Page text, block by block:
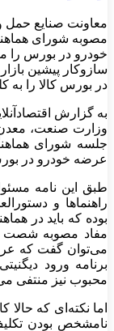
معاونت صنایع حمل
مصوبه شورای
خودرو در بورس را
سازوکار پیشین
در بورس کالا را به
به گزارش
وزارت صنعت،
جلسه شورای
عرضه خودرو در
طبق این نامه
راهنماها و
بوده که باید در
مفاد مصوبه شصت
می‌توان گفت که
برنامه ورود
محبوب نیز منتفی
اما نکته‌ای که